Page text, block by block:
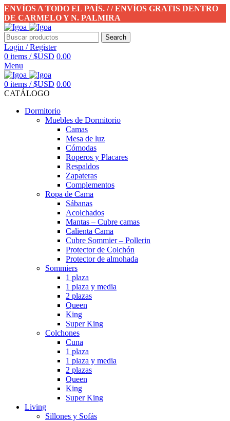
ENVÍOS A TODO EL PAÍS. / / ENVÍOS GRATIS DENTRO
DE CARMELO Y N. PALMIRA
Search
Login / Register
0 items / $USD 0.00
Menu
0 items / $USD 0.00
CATÁLOGO
Dormitorio
Muebles de Dormitorio
Camas
Mesa de luz
Cómodas
Roperos y Placares
Respaldos
Zapateras
Complementos
Ropa de Cama
Sábanas
Acolchados
Mantas – Cubre camas
Calienta Cama
Cubre Sommier – Pollerin
Protector de Colchón
Protector de almohada
Sommiers
1 plaza
1 plaza y media
2 plazas
Queen
King
Super King
Colchones
Cuna
1 plaza
1 plaza y media
2 plazas
Queen
King
Super King
Living
Sillones y Sofás